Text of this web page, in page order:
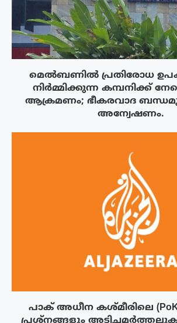
മെൽബണിൽ പ്രതിരോധ
നിർമ്മിക്കുന്ന കമ്പനിക്ക്
ആക്രമണം; ഭീകരവാദ
അന്വേഷണം.
പാക് അധീന കശ്മീരിലെ
പ്രശ്നങ്ങളും